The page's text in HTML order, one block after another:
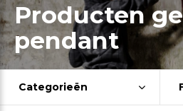
Producten
pendant
Categorieën